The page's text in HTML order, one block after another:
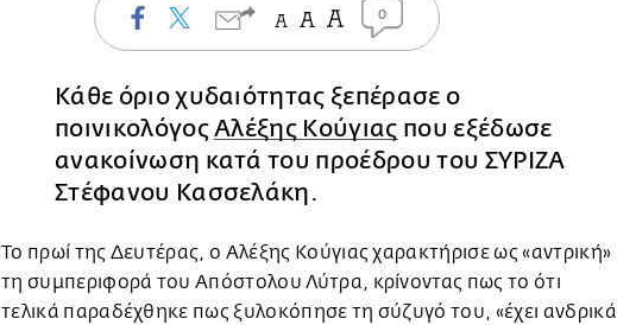
0
Κάθε όριο χυδαιότητας ξεπέρασε ο
ποινικολόγοςΑλέξης Κούγιας που εξέδωσε
ανακοίνωση κατά του προέδρου του ΣΥΡΙΖΑ
Στέφανου Κασσελάκη.
Το πρωί της Δευτέρας, ο Αλέξης Κούγιας χαρακτήρισε ως «αντρική»
τη συμπεριφορά του Απόστολου Λύτρα, κρίνοντας πως το ότι
τελικά παραδέχθηκε πως ξυλοκόπησε τη σύζυγό του, «έχει ανδρικά